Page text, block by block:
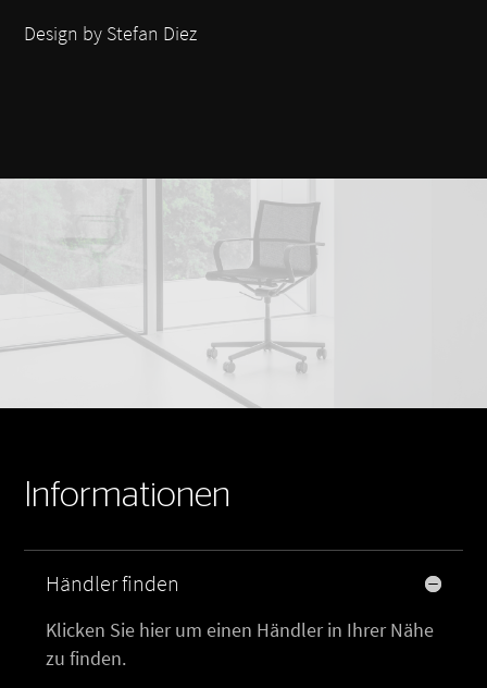
Design by Stefan Diez
Informationen
Händler finden
Klicken Sie hier um einen Händler in Ihrer Nähe
zu finden.